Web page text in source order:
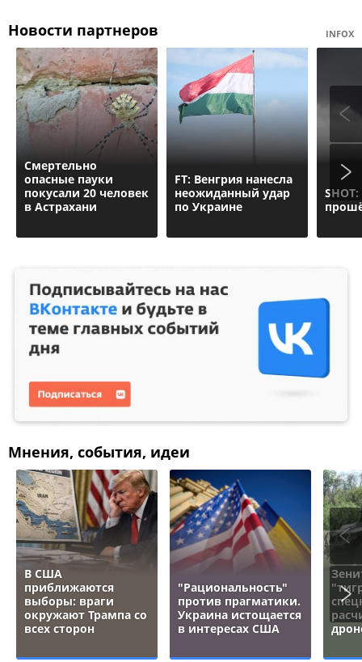
Новости партнеров INFOX
Смертельно
опасные пауки
покусали 20 человек
в Астрахани
FT: Венгрия нанесла
неожиданный удар
по Украине
Мнения, события, идеи
В США
приближаются
выборы: враги
окружают Трампа со
всех сторон
"Рациональность"
против прагматики.
Украина истощается
в интересах США